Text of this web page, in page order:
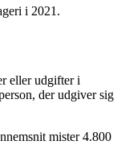
i 2021.
eller udgifter i
der udgiver sig
mister 4.800